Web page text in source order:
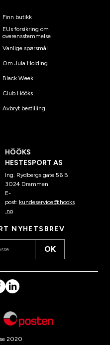
Finn butikk
EUs forsikring om
overensstemmelse
Vanlige spørsmål
Om Jula Holding
Black Week
Club Hööks
Avbryt bestilling
HÖÖKS
HESTESPORT AS
Ing. Rydbergs gate 56 B
3024 Drammen
E-
post: kundeservice@hooks
.no
NYHETSBREV
OK
2020